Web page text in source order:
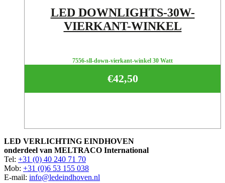
LED DOWNLIGHTS-30W-
VIERKANT-WINKEL
7556-sll-down-vierkant-winkel 30 Watt
€42,50
LED VERLICHTING EINDHOVEN
onderdeel van MELTRACO International
Tel: +31 (0) 40 240 71 70
Mob: +31 (0)6 53 155 038
E-mail: info@ledeindhoven.nl